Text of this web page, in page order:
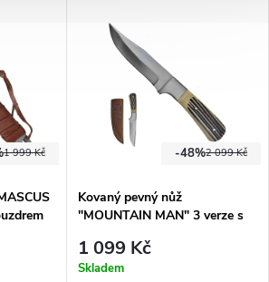
outdoor.
1 999 Kč 2 099 Kč
-48%
Kovaný pevný nůž
"MOUNTAIN MAN" 3 verze s
1 099 Kč
Skladem